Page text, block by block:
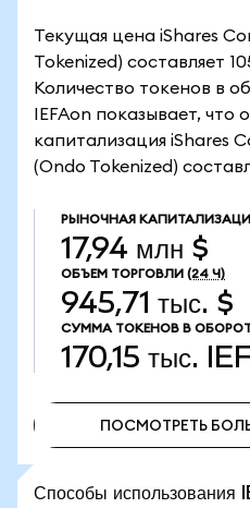
Текущая цена iShares
Tokenized) составляет
Количество токенов в
IEFAon показывает,
капитализация iShares
(Ondo Tokenized)
РЫНОЧНАЯ
17,94 млн $
ОБЪЕМ ТОРГОВЛИ (24 Ч)
945,71 тыс. $
СУММА ТОКЕНОВ В
170,15 тыс.
ПОСМОТРЕТЬ
Способы